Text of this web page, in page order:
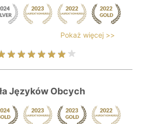
Pokaż więcej >>
Języków Obcych